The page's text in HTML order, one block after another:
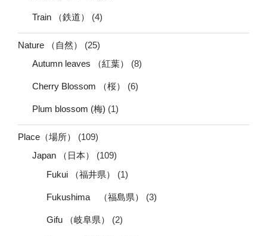
Train （鉄道） (4)
Nature （自然）
(25)
Autumn leaves （紅葉）
(8)
Cherry Blossom （桜） (6)
Plum blossom (梅) (1)
Place（場所）
(109)
Japan （日本）
(109)
Fukui （福井県）
(1)
Fukushima （福島県） (3)
Gifu （岐阜県） (2)